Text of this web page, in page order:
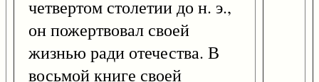
четвертом столетии до н. э.,
он пожертвовал своей
жизнью ради отечества. В
восьмой книге своей